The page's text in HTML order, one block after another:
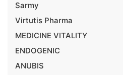
Sarmy
Virtutis Pharma
MEDICINE VITALITY
ENDOGENIC
ANUBIS